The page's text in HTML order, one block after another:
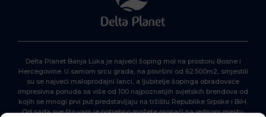
Delta Planet Banja Luka je najveći šoping mol na prostoru Bosne i
Hercegovine. U samom srcu grada, na površini od 62.500m2, smjestili
su se najveći maloprodajni lanci, a ljubitelje šopinga obradovaće
impresivna ponuda sa više od 100 najpoznatijih svjetskih brendova od
kojih se mnogi prvi put predstavljaju na tržištu Republike Srpske i BiH.
Od sada sve što vam je potrebno možete pronaći na jednom mestu.